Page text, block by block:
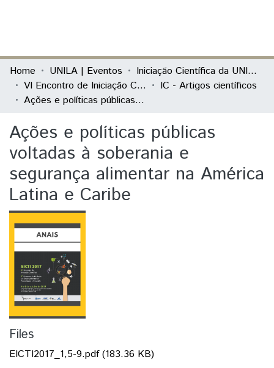
Communities & Collections
All of DSpace
Home UNILA | Eventos
Iniciação Científica da UNILA (IC)
VI Encontro de Iniciação Científica e II Encontro de Iniciação ao Desenvolvimento Tecnológico e Inovação
IC - Artigos científicos
Ações e políticas públicas voltadas à soberania e segurança alimentar na América Latina e Caribe
Ações e políticas públicas
voltadas à soberania e
segurança alimentar na América
Latina e Caribe
Files
EICTI2017_1,5-9.pdf(183.36 KB)